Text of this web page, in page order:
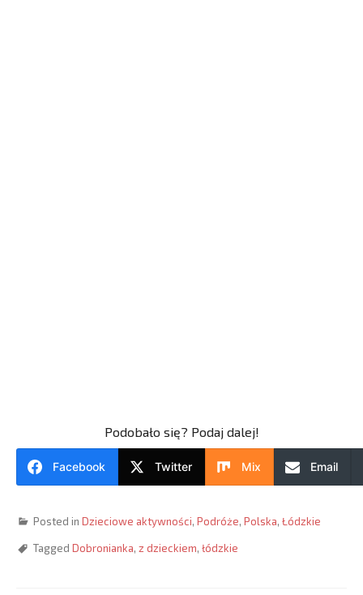
Podobało się? Podaj dalej!
Facebook Twitter Mix Email
Posted in Dzieciowe aktywności, Podróże, Polska, Łódzkie
Tagged Dobronianka, z dzieckiem, łódzkie